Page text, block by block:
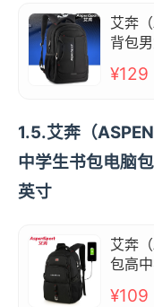
艾奔
背包
学生
¥129
1.5.艾奔（
中学生书包电脑
英寸
艾奔
包高
准版
¥109